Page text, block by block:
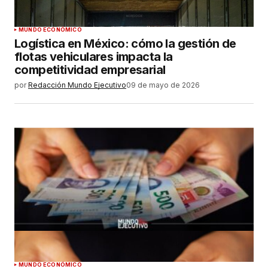
MUNDO ECONÓMICO
Logística en México: cómo la gestión de
flotas vehiculares impacta la
competitividad empresarial
por Redacción Mundo Ejecutivo09 de mayo de 2026
MUNDO ECONÓMICO